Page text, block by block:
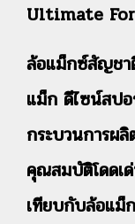
Ultimate
ล้อแม็กซ์สัญชา
แม็ก ดีไซน์สป
กระบวนการ
คุณสมบัติโดดเ
เทียบกับล้อแม็